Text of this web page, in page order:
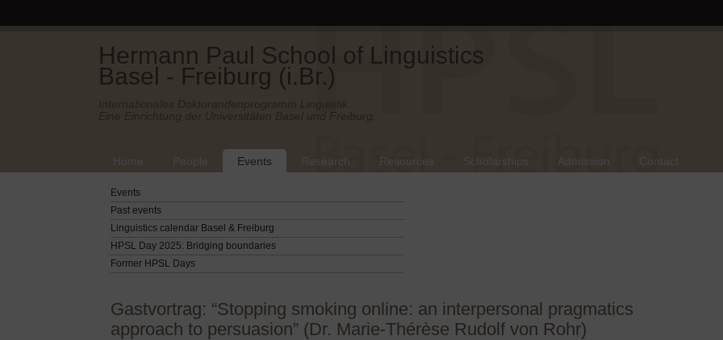
Hermann Paul School of Linguistics
Basel - Freiburg (i.Br.)
Events
Events
Past events
Linguistics calendar Basel & Freiburg
HPSL Day 2025: Bridging boundaries
Former HPSL Days
Gastvortrag: “Stopping smoking online: an interpersonal pragmatics
approach to persuasion” (Dr. Marie-Thérèse Rudolf von Rohr)